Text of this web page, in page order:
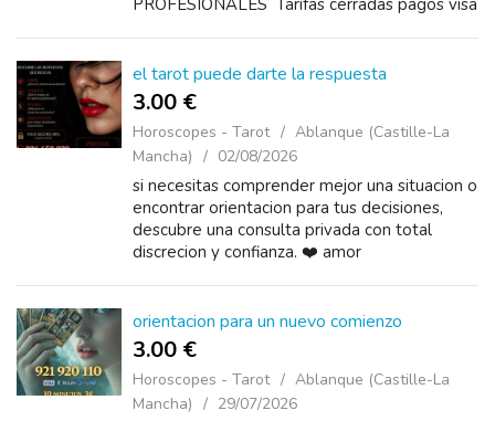
PROFESIONALES Tarifas cerradas pagos visa
el tarot puede darte la respuesta
3.00 €
Horoscopes - Tarot
Ablanque (Castille-La
Mancha)
02/08/2026
si necesitas comprender mejor una situacion o
encontrar orientacion para tus decisiones,
descubre una consulta privada con total
discrecion y confianza. ❤️ amor
orientacion para un nuevo comienzo
3.00 €
Horoscopes - Tarot
Ablanque (Castille-La
Mancha)
29/07/2026